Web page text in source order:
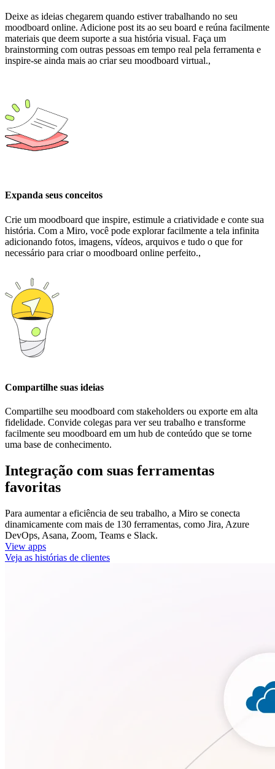
Deixe as ideias chegarem quando estiver trabalhando no seu
moodboard online. Adicione post its ao seu board e reúna facilmente
materiais que deem suporte a sua história visual. Faça um
brainstorming com outras pessoas em tempo real pela ferramenta e
inspire-se ainda mais ao criar seu moodboard virtual.,
Expanda seus conceitos
Crie um moodboard que inspire, estimule a criatividade e conte sua
história. Com a Miro, você pode explorar facilmente a tela infinita
adicionando fotos, imagens, vídeos, arquivos e tudo o que for
necessário para criar o moodboard online perfeito.,
Compartilhe suas ideias
Compartilhe seu moodboard com stakeholders ou exporte em alta
fidelidade. Convide colegas para ver seu trabalho e transforme
facilmente seu moodboard em um hub de conteúdo que se torne
uma base de conhecimento.
Integração com suas ferramentas
favoritas
Para aumentar a eficiência de seu trabalho, a Miro se conecta
dinamicamente com mais de 130 ferramentas, como Jira, Azure
DevOps, Asana, Zoom, Teams e Slack.
View apps
Veja as histórias de clientes